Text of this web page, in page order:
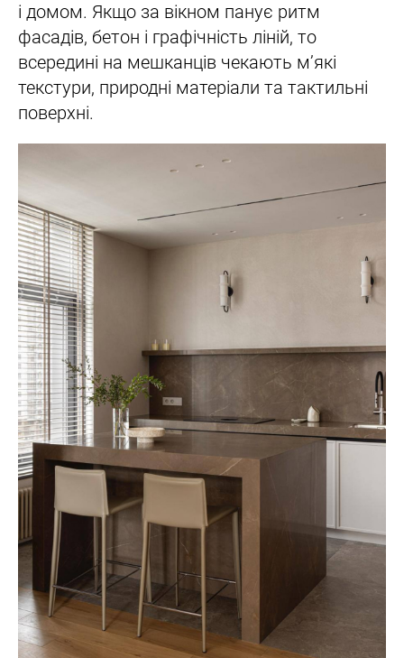
і домом. Якщо за вікном панує ритм
фасадів, бетон і графічність ліній, то
всередині на мешканців чекають м’які
текстури, природні матеріали та тактильні
поверхні.